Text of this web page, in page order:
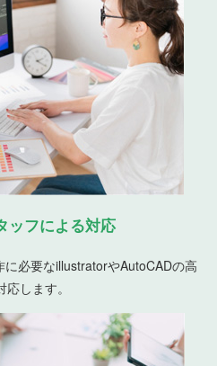
ッフによる対応
必要なillustratorやAutoCADの高
します。